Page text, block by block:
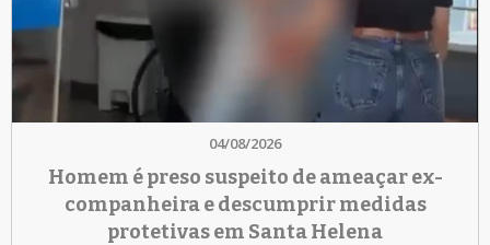
04/08/2026
Homem é preso suspeito de ameaçar ex-
companheira e descumprir medidas
protetivas em Santa Helena